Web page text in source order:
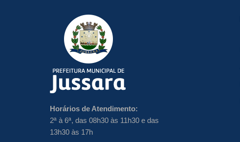
Horários de Atendimento:
2ª à 6ª, das 08h30 às 11h30 e das
13h30 às 17h